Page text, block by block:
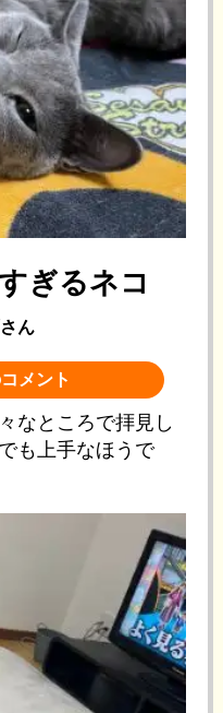
ぎるネコ
さん
メント
なところで拝見し
も上手なほうで